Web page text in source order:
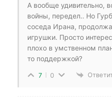
А вообще удивительно,
войны, передел.. Но
соседа Ирана,
игрушки. Просто
плохо в умственном
то поддержкой?
7 0